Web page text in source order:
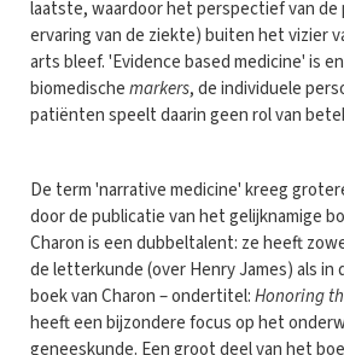
laatste, waardoor het perspectief van de
ervaring van de ziekte) buiten het vizier
arts bleef. 'Evidence based medicine' is
biomedischemarkers, de individuele
patiënten speelt daarin geen rol van
De term 'narrative medicine' kreeg
door de publicatie van het gelijknamige
Charon is een dubbeltalent: ze heeft
de letterkunde (over Henry James) als in
boek van Charon – ondertitel:Honoring
heeft een bijzondere focus op het
geneeskunde. Een groot deel van het